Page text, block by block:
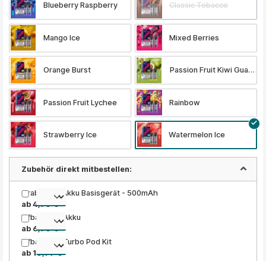
Blueberry Raspberry Classic Tobacco
Mango Ice Mixed Berries
Orange Burst Passion Fruit Kiwi Guava
Passion Fruit Lychee Rainbow
Strawberry Ice Watermelon Ice
Zubehör direkt mitbestellen:
Grabit Nex Akku Basisgerät - 500mAh
ab 4,90 €
Elfbar ELFA Akku
ab 6,90 €
Elfbar ELFA Turbo Pod Kit
ab 10,99 €